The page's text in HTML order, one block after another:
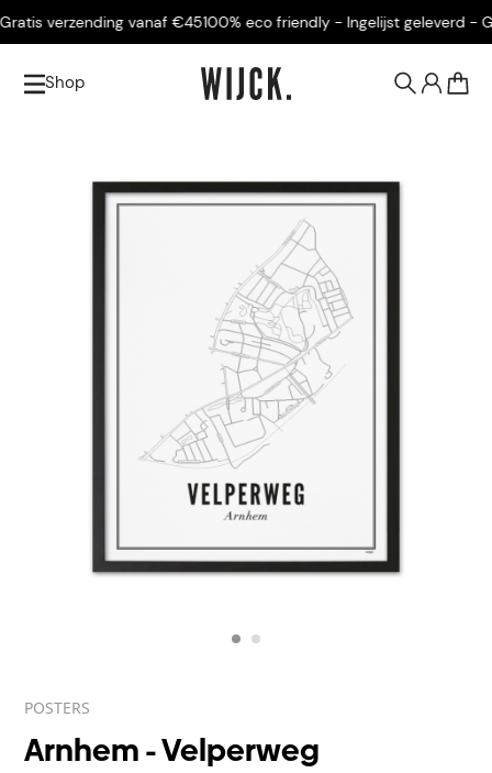
verzending vanaf €45100% eco friendly - Ingelijst geleverd -
Shop
POSTERS
Arnhem - Velperweg